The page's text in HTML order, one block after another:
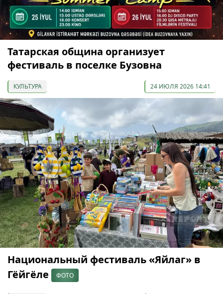
Татарская община организует
фестиваль в поселке Бузовна
КУЛЬТУРА 24 ИЮЛЯ 2026 14:41
Национальный фестиваль «Яйлаг» в
Гёйгёле
ФОТО